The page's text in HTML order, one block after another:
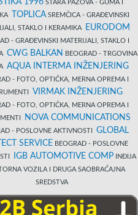
1996 STARA PAZOVA - GUMA I
TOPLICA SREMČICA - GRAĐEVINSKI
STAKLO I KERAMIKA
EURODOM
- GRAĐEVINSKI MATERIJALI, STAKLO I
CWG BALKAN
BEOGRAD - TRGOVINA
AQUA INTERMA INŽENJERING
- FOTO, OPTIČKA, MERNA OPREMA I
VIRMAK INŽENJERING
- FOTO, OPTIČKA, MERNA OPREMA I
NOVA COMMUNICATIONS
- POSLOVNE AKTIVNOSTI GLOBAL
SERVICE BEOGRAD - POSLOVNE
IGB AUTOMOTIVE COMP INĐIJA
VOZILA I DRUGA SAOBRAĆAJNA
SREDSTVA